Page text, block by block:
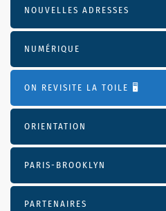
NOUVELLES ADRESSES
NUMÉRIQUE
ON REVISITE LA TOILE 🖥️
ORIENTATION
PARIS-BROOKLYN
PARTENAIRES